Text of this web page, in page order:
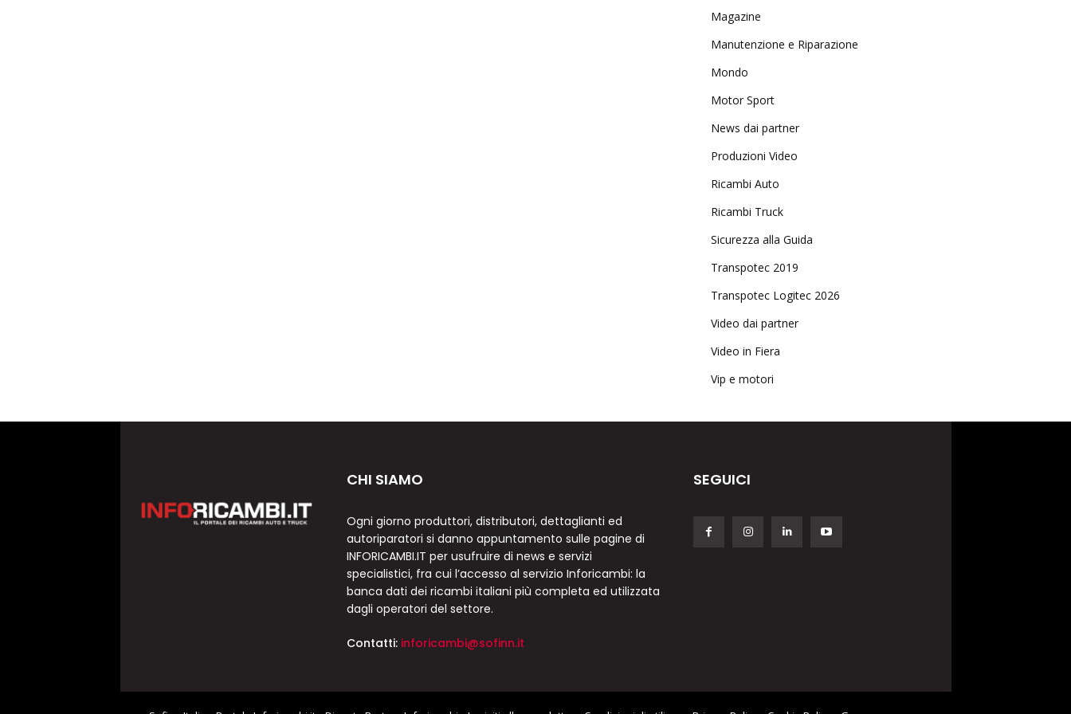
Magazine
Manutenzione e Riparazione
Mondo
Motor Sport
News dai partner
Produzioni Video
Ricambi Auto
Ricambi Truck
Sicurezza alla Guida
Transpotec 2019
Transpotec Logitec 2026
Video dai partner
Video in Fiera
Vip e motori
CHI SIAMO
Ogni giorno produttori, distributori, dettaglianti ed
autoriparatori si danno appuntamento sulle pagine di
INFORICAMBI.IT per usufruire di news e servizi
specialistici, fra cui l’accesso al servizio Inforicambi: la
banca dati dei ricambi italiani più completa ed utilizzata
dagli operatori del settore.
Contatti: inforicambi@sofinn.it
SEGUICI